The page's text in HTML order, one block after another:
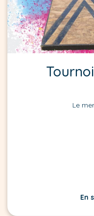
Le
En